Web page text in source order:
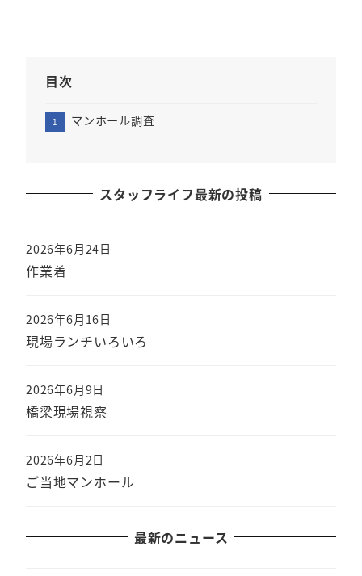
目次
マンホール調査
スタッフライフ最新の投稿
作業着
2026年6月24日
現場ランチいろいろ
2026年6月16日
橋梁現場視察
2026年6月9日
ご当地マンホール
2026年6月2日
最新のニュース